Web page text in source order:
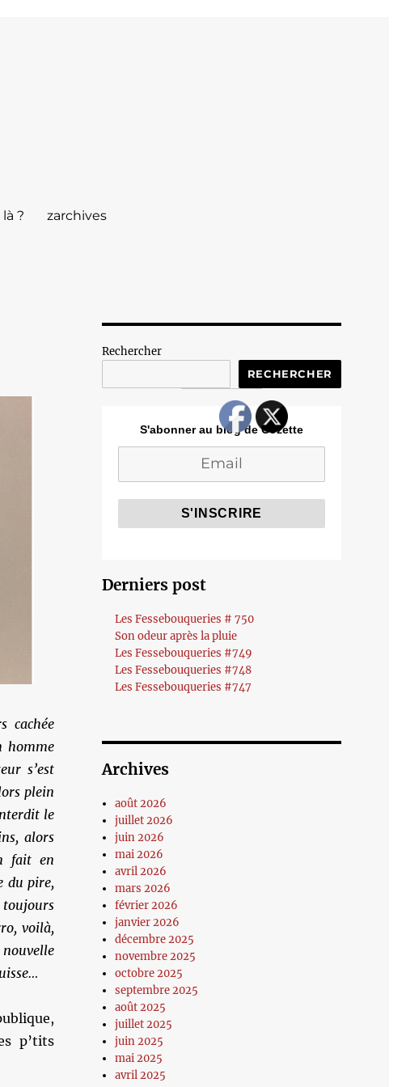
? zarchives
cachée
homme
s’est
plein
le
alors
fait en
du pire,
toujours
voilà,
p’tits
Rechercher
RECHERCHER
S'abonner au blog de Cozette
Derniers post
Les Fessebouqueries # 750
Son odeur après la pluie
Les Fessebouqueries #749
Les Fessebouqueries #748
Les Fessebouqueries #747
Archives
août 2026
juillet 2026
juin 2026
mai 2026
avril 2026
mars 2026
février 2026
janvier 2026
décembre 2025
novembre 2025
octobre 2025
septembre 2025
août 2025
juillet 2025
juin 2025
mai 2025
avril 2025